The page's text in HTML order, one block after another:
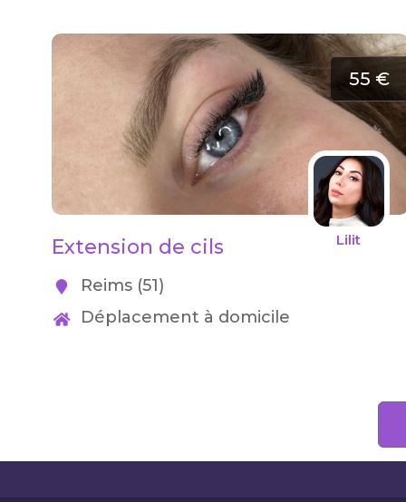
55 €
Lilit
Extension de cils
Reims (51)
Déplacement à domicile